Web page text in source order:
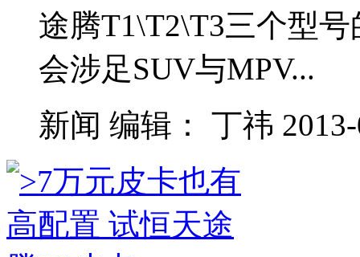
途腾T1\T2\T3三个型
会涉足SUV与MPV...
新闻 编辑： 丁祎